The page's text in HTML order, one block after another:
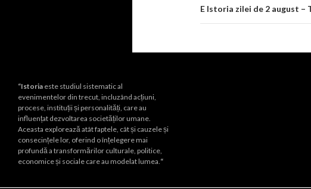
E Istoria zilei de 2 august
“Istoria este studiul sistematic al
evenimentelor din trecut, incluzând acțiuni,
procese, instituții și personalități, care au
influențat dezvoltarea societăților umane.
Aceasta explorează atât faptele, cât și cauzele și
consecințele lor, oferind o înțelegere mai
profundă a transformărilor culturale, politice,
economice și sociale care au modelat lumea.“